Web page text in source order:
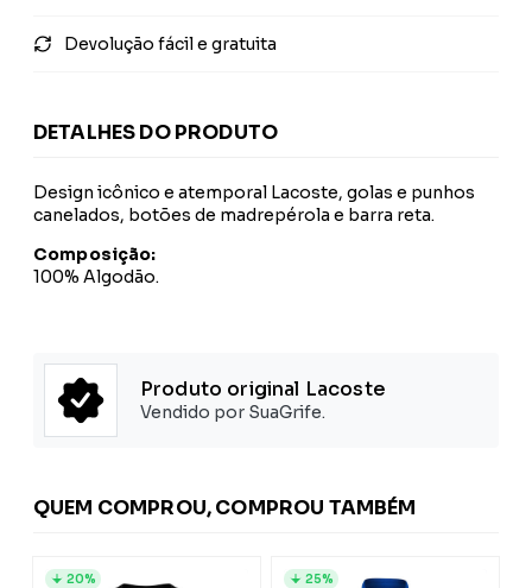
Devolução fácil e gratuita
DETALHES DO PRODUTO
Design icônico e atemporal Lacoste, golas e punhos
canelados, botões de madrepérola e barra reta.
Composição:
100% Algodão.
Produto original Lacoste
Vendido por SuaGrife.
QUEM COMPROU, COMPROU TAMBÉM
20% 25%